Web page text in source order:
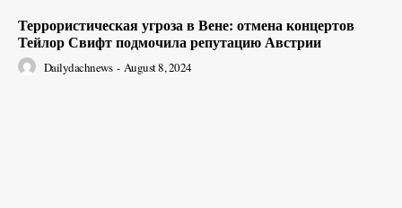
Террористическая угроза в Вене: отмена концертов
Тейлор Свифт подмочила репутацию Австрии
Dailydachnews - August 8, 2024